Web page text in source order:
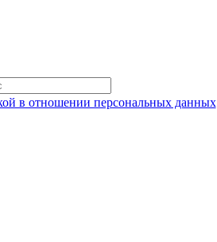
в отношении персональных данных